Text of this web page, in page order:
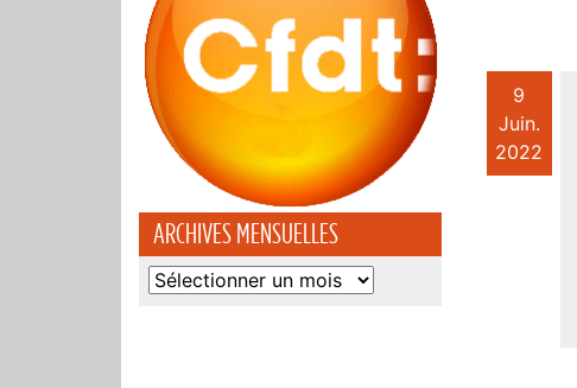
ARCHIVES MENSUELLES
Archives
9
Juin.
2022